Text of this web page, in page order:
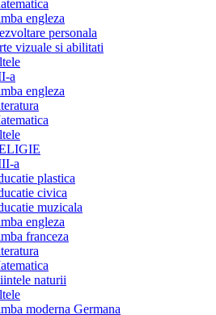
engleza
personala
vizuale si abilitati
a
engleza
a
plastica
civica
muzicala
engleza
franceza
naturii
moderna Germana